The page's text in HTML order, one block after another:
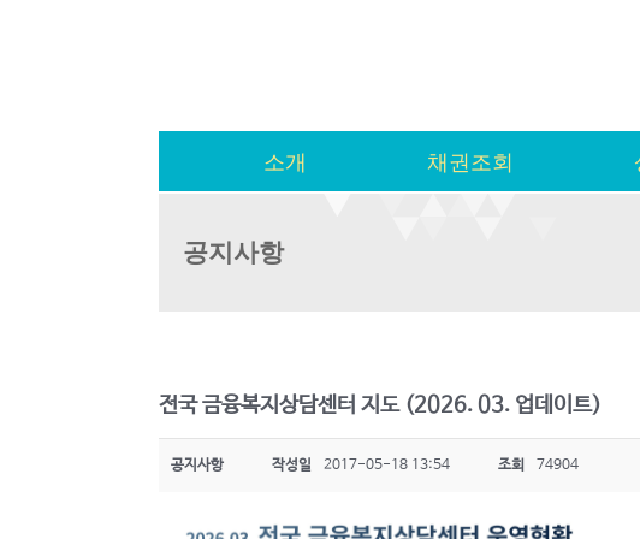
소개 채권조회
공지사항
전국 금융복지상담센터 지도 (2026. 03. 업데이트)
공지사항 작성일 2017-05-18 13:54 조회 74904